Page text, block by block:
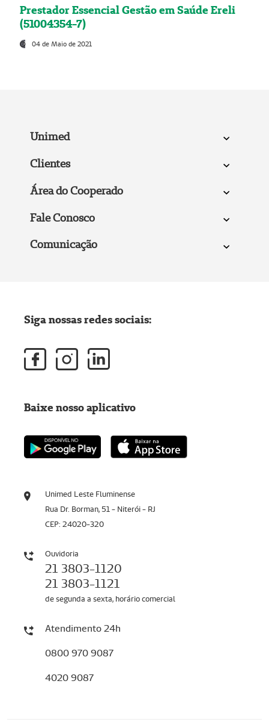
Prestador Essencial Gestão em Saúde Ereli
(51004354-7)
04 de Maio de 2021
Unimed
Clientes
Área do Cooperado
Fale Conosco
Comunicação
Unimed Leste Fluminense
Rua Dr. Borman, 51 - Niterói - RJ
CEP: 24020-320
Ouvidoria
21 3803-1120
21 3803-1121
de segunda a sexta, horário comercial
Atendimento 24h
0800 970 9087
4020 9087
Siga nossas redes sociais:
Baixe nosso aplicativo